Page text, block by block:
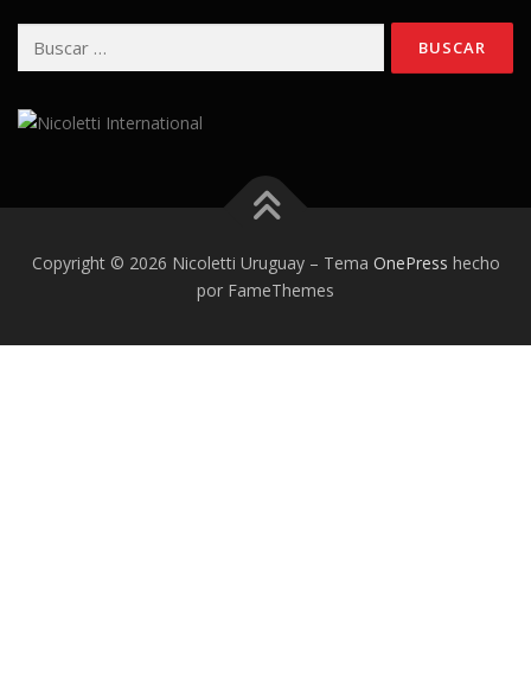
Copyright © 2026 Nicoletti Uruguay – Tema OnePress hecho
por FameThemes